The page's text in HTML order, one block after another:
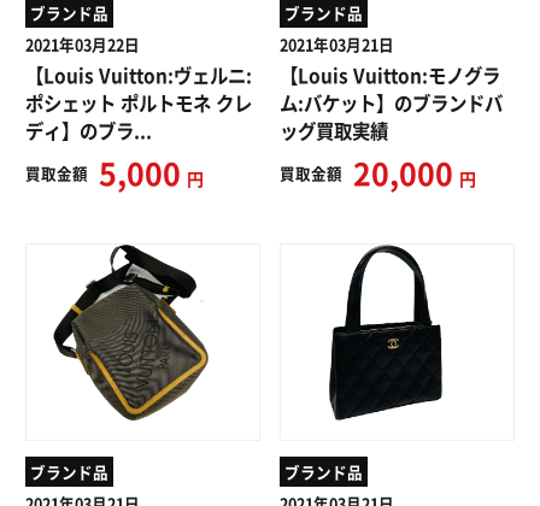
ブランド品
2021年03月22日
【Louis Vuitton:ヴェルニ:
ポシェット ポルトモネ クレ
ディ】のブラ...
買取金額 5,000 円
ブランド品
2021年03月21日
【Louis Vuitton:モノグラ
ム:バケット】のブランドバ
ッグ買取実績
買取金額 20,000 円
ブランド品
ブランド品